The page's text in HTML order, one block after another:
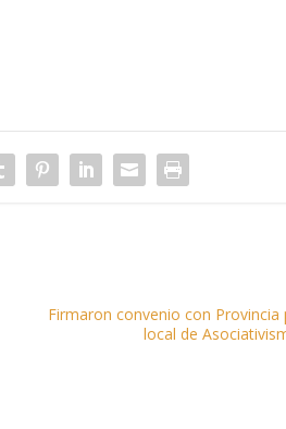
Firmaron convenio con Provincia
local de